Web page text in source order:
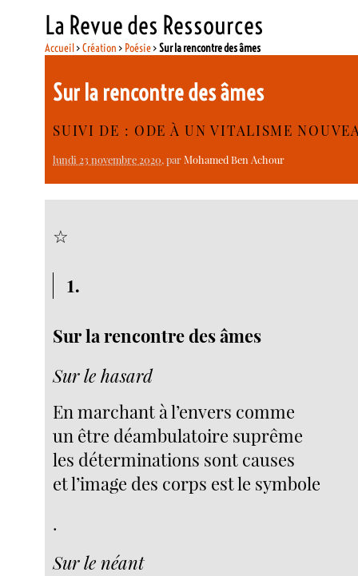
La Revue des Ressources
Accueil>Création > Poésie>Sur la rencontre des âmes
Sur la rencontre des âmes
SUIVI DE : ODE À UN VITALISME
lundi 23 novembre 2020, parMohamed Ben Achour
☆
1.
Sur la rencontre des âmes
Sur le hasard
En marchant à l’envers comme
un être déambulatoire suprême
les déterminations sont causes
et l’image des corps est le symbole
.
Sur le néant